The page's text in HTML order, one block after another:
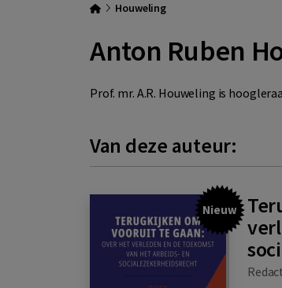
Houweling
Anton Ruben
Prof. mr. A.R. Houweling is
Van deze auteur:
Nieuw